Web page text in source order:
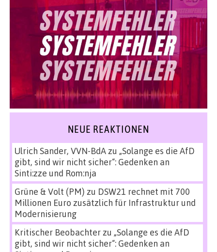
NEUE REAKTIONEN
Ulrich Sander, VVN-BdAzu „Solange es die AfD
gibt, sind wir nicht sicher“: Gedenken an
Sinti:zze und Rom:nja
Grüne & Volt (PM) zu DSW21 rechnet mit 700
Millionen Euro zusätzlich für Infrastruktur und
Modernisierung
Kritischer Beobachterzu „Solange es die AfD
gibt, sind wir nicht sicher“: Gedenken an